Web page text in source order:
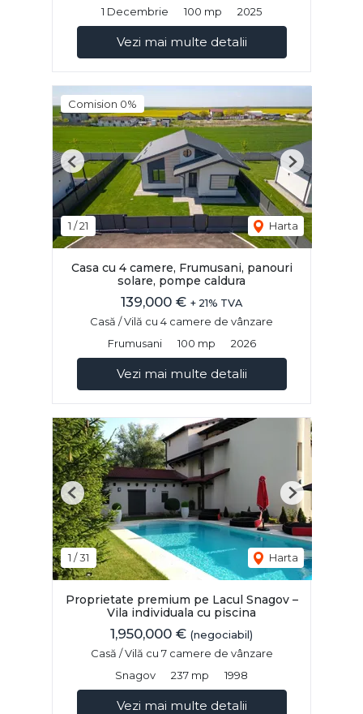
1 Decembrie 100 mp 2025
Vezi mai multe detalii
Comision 0%
1 /21 Harta
Previous Next
Casa cu 4 camere, Frumusani, panouri
solare, pompe caldura
139,000 € + 21% TVA
Casă / Vilă cu 4 camere de vânzare
Frumusani
100 mp 2026
Vezi mai multe detalii
1 /31 Harta
Previous Next
Proprietate premium pe Lacul Snagov –
Vila individuala cu piscina
1,950,000 € (negociabil)
Casă / Vilă cu 7 camere de vânzare
Snagov
237 mp 1998
Vezi mai multe detalii